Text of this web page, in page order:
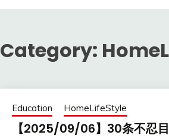
Category:
Education HomeLifeStyle
【2025/09/06】30条不忍